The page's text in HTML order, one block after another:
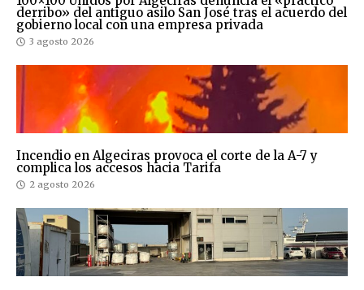
derribo» del antiguo asilo San José tras el acuerdo del
gobierno local con una empresa privada
3 agosto 2026
Incendio en Algeciras provoca el corte de la A-7 y
complica los accesos hacia Tarifa
2 agosto 2026